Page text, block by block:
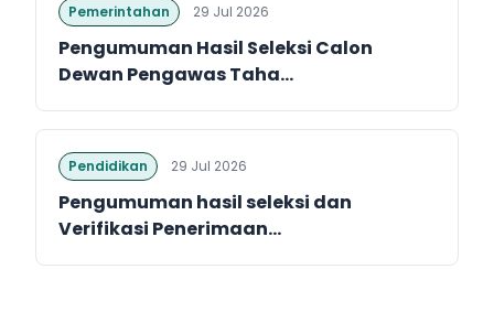
Pemerintahan 29 Jul 2026
Pengumuman Hasil Seleksi Calon
Dewan Pengawas Taha...
Pendidikan 29 Jul 2026
Pengumuman hasil seleksi dan
Verifikasi Penerimaan...